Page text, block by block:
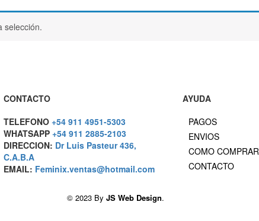
selección.
CONTACTO
TELEFONO +54 911 4951-5303
WHATSAPP +54 911 2885-2103
DIRECCION: Dr Luis Pasteur 436,
C.A.B.A
EMAIL: Feminix.ventas@hotmail.com
AYUDA
PAGOS
ENVIOS
COMO COMPRAR
CONTACTO
© 2023 By JS Web Design.